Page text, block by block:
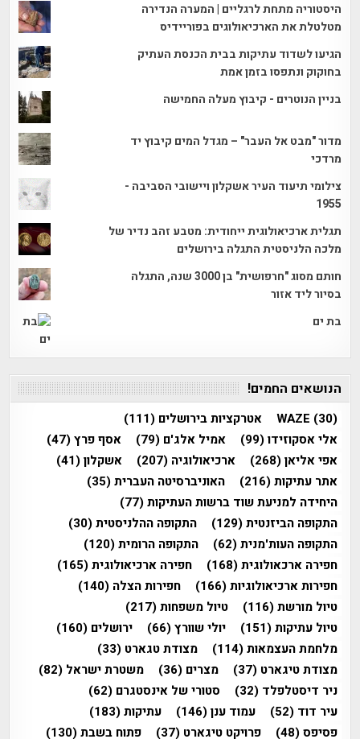
היסטוריה מתחת לרגליים | המערה הנדירה
מטלטלת את הארכיאולוגים בפוריידיס
הגיעו לשדוד עתיקות בבית הכנסת העתיק
בחוקוק ונתפסו בזמן אמת
בניין הנוטרים - קיבוץ מעלה החמישה
מדור "מבט אל העבר" – מגדל המים קיבוץ יד
מרדכי
צילומי תיעוד העיר אשקלון ויישובי הסביבה -
1955
תגלית ארכיאולוגית ייחודית: מטבע זהב נדיר של
מלכה הלניסטית התגלה בירושלים
חותם מסוג "חרפושית" בן 3000 שנה, התגלה
בסיור ליד אזור
בת ים
הנושאים החמים!
WAZE (30) אטרקציות בירושלים (111)
אלי אסקוזידו(99) אמיל אלג'ם (79) אסף פרץ(47)
אפי אליאן(268) ארכיאולוגיה (207) אשקלון(41)
אתר עתיקות(216) האוניברסיטה העברית(35)
היחידה למניעת שוד ברשות העתיקות(77)
התקופה הביזנטית(129) התקופה ההלניסטית(30)
התקופה העות'מנית(62) התקופה הרומית(120)
חפירה ארכאולוגית(168) חפירה ארכיאולוגית(165)
חפירות ארכיאולוגיות(166) חפירות הצלה (140)
טיול מורשת(116) טיול משפחות(217)
טיול עתיקות(151) יולי שוורץ(66) ירושלים (160)
מלחמת העצמאות(114) מצודת טגארט (33)
מצודת טיגארט (37) מצרים (36) משטרת ישראל (82)
ניר דיסטלפלד (32) סטורי של אינסטגרם (62)
עיר דוד (52) עמוד ענן(146) עתיקות(183)
פסיפס(48) פרויקט טיגארט (37) פתוח בשבת(130)